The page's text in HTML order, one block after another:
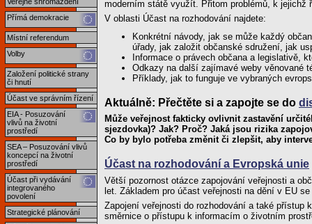
Přímá demokracie
Místní referendum
Volby
Založení politické strany
či hnutí
Účast ve správním řízení
EIA - Posuzování
vlivů na životní
prostředí
SEA – Posuzování vlivů
koncepcí na životní
prostředí
Účast při vydávání
integrovaného
povolení
Strategické plánování
moderním státě využít. Přitom problémů, k
V oblasti Účast na rozhodování najdete:
Konkrétní návody, jak se může každý
úřady, jak založit občanské sdružení, jak
Informace o právech občana a legislativě,
Odkazy na další zajímavé weby věnované
Příklady, jak to funguje ve vybraných
Aktuálně: Přečtěte si a zapojte se do
Může veřejnost fakticky ovlivnit zastavění
sjezdovka)? Jak? Proč? Jaká jsou rizika
Co by bylo potřeba změnit či zlepšit, aby
Účast na rozhodování a Evropská unie
Větší pozornost otázce zapojování veřejnosti a
let. Základem pro účast veřejnosti na dění v EU
Zapojení veřejnosti do rozhodování a také přístup
směrnice o přístupu k informacím o životním